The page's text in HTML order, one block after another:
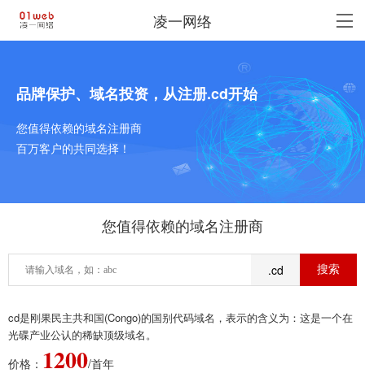
凌一网络
品牌保护、域名投资，从注册.cd开始
您值得依赖的域名注册商
百万客户的共同选择！
您值得依赖的域名注册商
.cd
cd是刚果民主共和国(Congo)的国别代码域名，表示的含义为：这是一个在
光碟产业公认的稀缺顶级域名。
价格： 1200/首年